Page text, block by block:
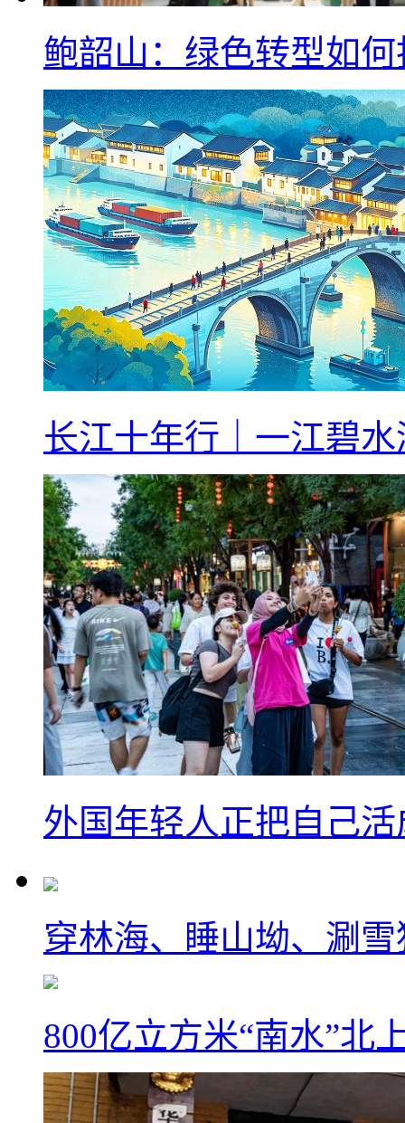
鲍韶山：绿色转型如
长江十年行｜一江碧
外国年轻人正把自己活
穿林海、睡山坳、涮
800亿立方米“南水”北